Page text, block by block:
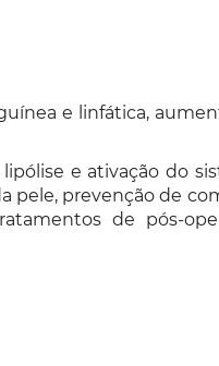
e linfática,
e ativação do
pele, prevenção de
de pós-